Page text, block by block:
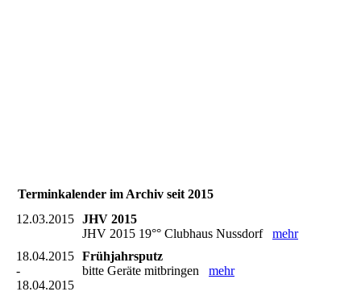
Terminkalender im Archiv seit 2015
12.03.2015 JHV 2015
JHV 2015 19°° Clubhaus Nussdorf mehr
18.04.2015
-
18.04.2015
Frühjahrsputz
bitte Geräte mitbringen mehr